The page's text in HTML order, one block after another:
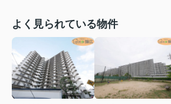
よく見られている物件